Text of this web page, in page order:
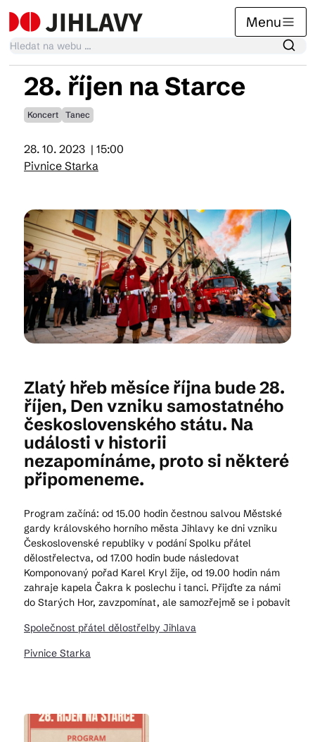
Menu
Kalendář akcí
Tradiční akce
Suvenýry
Praktické info
CS EN DE
© 2026 Brána Jihlavy
28. říjen na Starce
Koncert Tanec
28. 10. 2023 | 15:00
Pivnice Starka
Zlatý hřeb měsíce října bude 28.
říjen, Den vzniku samostatného
československého státu. Na
události v historii
nezapomínáme, proto si některé
připomeneme.
Program začíná: od 15.00 hodin čestnou salvou Městské
gardy královského horního města Jihlavy ke dni vzniku
Československé republiky v podání Spolku přátel
dělostřelectva, od 17.00 hodin bude následovat
Komponovaný pořad Karel Kryl žije, od 19.00 hodin nám
zahraje kapela Čakra k poslechu i tanci. Přijďte za námi
do Starých Hor, zavzpomínat, ale samozřejmě se i pobavit
Společnost přátel dělostřelby Jihlava
Pivnice Starka